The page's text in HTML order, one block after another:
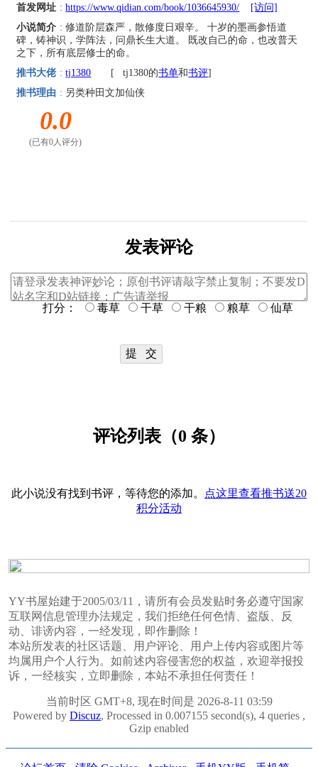
首发网址 :https://www.qidian.com/book/1036645930/
[访问]
小说简介 : 修道阶层森严，散修度日艰辛。 十岁的墨画参悟道
碑，铸神识，学阵法，问鼎长生大道。 既改自己的命，也改普天
之下，所有底层修士的命。
推书大佬 : tj1380 [ tj1380的书单和书评]
推书理由 : 另类种田文加仙侠
0.0
(已有0人评分)
发表评论
打分： 毒草 干草 干粮 粮草 仙草
评论列表（0 条）
此小说没有找到书评，等待您的添加。
点这里查看推书送20
积分活动
YY书屋始建于2005/03/11，请所有会员发贴时务必遵守国家
互联网信息管理办法规定，我们拒绝任何色情、盗版、反
动、诽谤内容，一经发现，即作删除！
本站所发表的社区话题、用户评论、用户上传内容或图片等
均属用户个人行为。如前述内容侵害您的权益，欢迎举报投
诉，一经核实，立即删除，本站不承担任何责任！
当前时区 GMT+8, 现在时间是 2026-8-11 03:59
Powered by Discuz, Processed in 0.007155 second(s), 4 queries ,
Gzip enabled